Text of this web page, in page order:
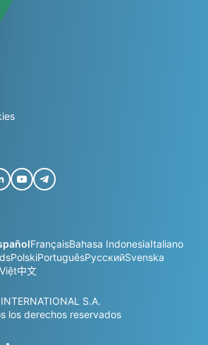
FrançaisBahasa IndonesiaItaliano
PolskiPortuguêsРусскийSvenska
中文
S.A.
los derechos reservados